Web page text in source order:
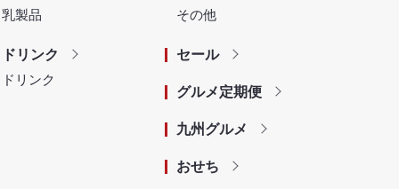
乳製品
ドリンク
ドリンク
その他
セール
グルメ定期便
九州グルメ
おせち